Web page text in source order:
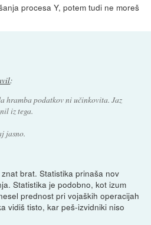
procesa Y, potem tudi ne moreš
:
hramba podatkov ni učinkovita. Jaz
iz tega.
jasno.
brat. Statistika prinaša nov
Statistika je podobno, kot izum
prednost pri vojaških operacijah
vidiš tisto, kar peš-izvidniki niso